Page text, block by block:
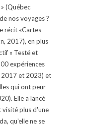
(Québec
nos voyages ?
récit «Cartes
2017), en plus
« Testé et
expériences
2017 et 2023) et
qui ont peur
Elle a lancé
visité plus d'une
qu'elle ne se